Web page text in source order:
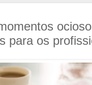
para os